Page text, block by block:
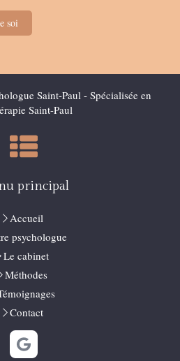
soi
Saint-Paul - Spécialisée en
Saint-Paul
principal
Accueil
psychologue
Le cabinet
Méthodes
Contact